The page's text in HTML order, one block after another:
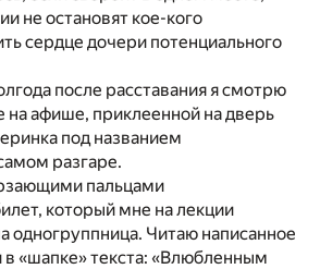
не остановят кое-кого
сердце дочери потенциального
после расставания я смотрю
на афише, приклеенной на дверь
под названием
разгаре.
пальцами
который мне на лекции
одногруппница. Читаю написанное
«шапке» текста: «Влюбленным